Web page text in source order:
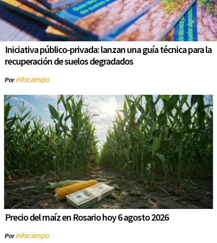
Iniciativa público-privada: lanzan una guía técnica para la
recuperación de suelos degradados
Porinfocampo
Precio del maíz en Rosario hoy 6 agosto 2026
Porinfocampo